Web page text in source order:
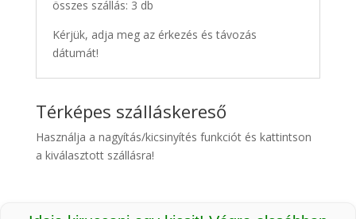
összes szállás: 3 db
Kérjük, adja meg az érkezés és távozás
dátumát!
Térképes szálláskereső
Használja a nagyítás/kicsinyítés funkciót és kattintson
a kiválasztott szállásra!